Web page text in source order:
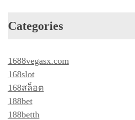
Categories
1688vegasx.com
168slot
168สล็อต
188bet
188betth